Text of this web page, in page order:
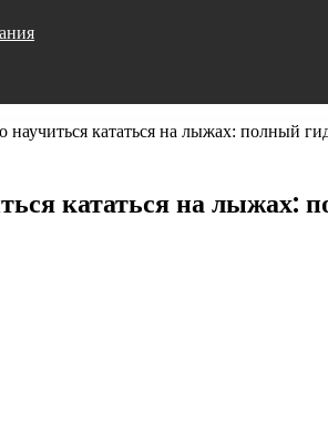
научиться кататься на лыжах: полный
кататься на лыжах: